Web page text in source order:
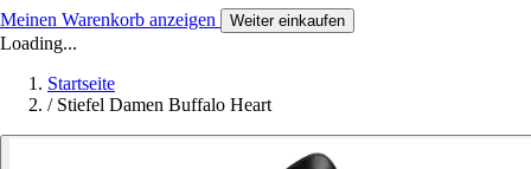
Meinen Warenkorb anzeigen Weiter einkaufen
Loading...
Startseite
/ Stiefel Damen Buffalo Heart